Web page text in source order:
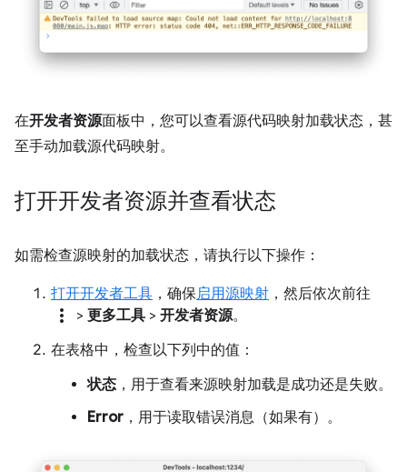
在开发者资源面板中，您可以查看源代码映射加载状态，甚
至手动加载源代码映射。
打开开发者资源并查看状态
如需检查源映射的加载状态，请执行以下操作：
打开开发者工具 ，确保启用源映射 ，然后依次前往
more_vert > 更多工具 > 开发者资源。
在表格中，检查以下列中的值：
状态 ，用于查看来源映射加载是成功还是失败。
Error ，用于读取错误消息（如果有）。